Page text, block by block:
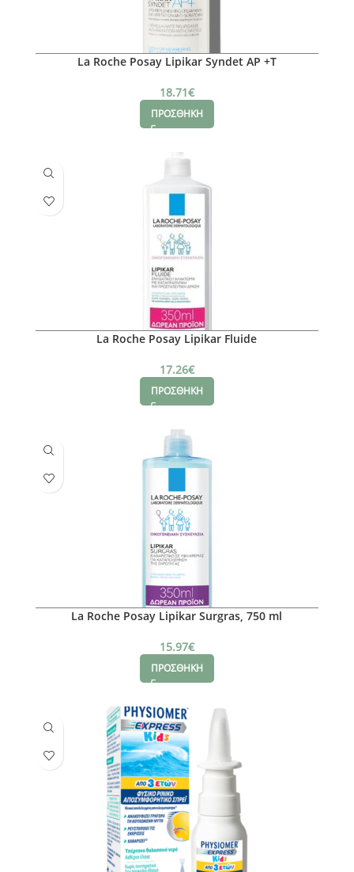
La Roche Posay Lipikar Syndet AP +T
18.71€
ΠΡΟΣΘΗΚΗ
La Roche Posay Lipikar Fluide
17.26€
ΠΡΟΣΘΗΚΗ
La Roche Posay Lipikar Surgras, 750 ml
15.97€
ΠΡΟΣΘΗΚΗ